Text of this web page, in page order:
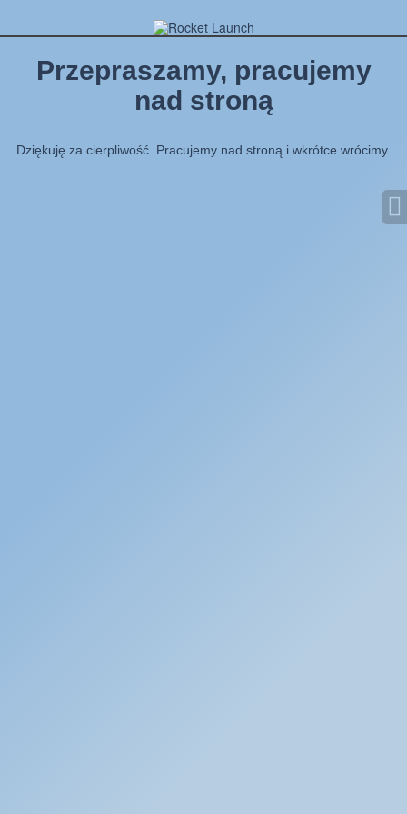
Przepraszamy, pracujemy
nad stroną
Dziękuję za cierpliwość. Pracujemy nad stroną i wkrótce wrócimy.